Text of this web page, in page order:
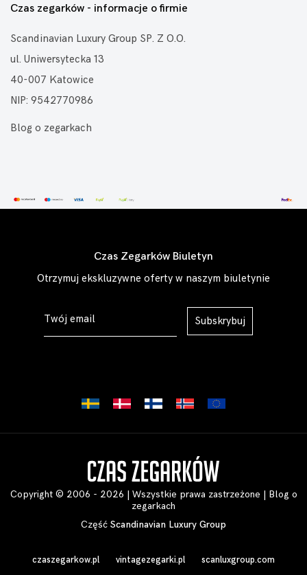
Czas zegarków - informacje o firmie
Scandinavian Luxury Group SP. Z O.O.
ul. Uniwersytecka 13
40-007 Katowice
NIP: 9542770986
Blog o zegarkach
Czas Zegarków Biuletyn
Otrzymuj ekskluzywne oferty w naszym biuletynie
Subskrybuj
Copyright © 2006 - 2026 | Wszystkie prawa zastrzeżone | Blog o
zegarkach
Część Scandinavian Luxury Group
czaszegarkow.pl vintagezegarki.pl scanluxgroup.com